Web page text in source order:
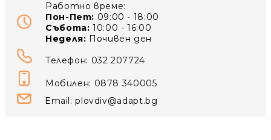
Работно време:
Пон-Пет: 09:00 - 18:00
Събота: 10:00 - 16:00
Неделя: Почивен ден
Телефон: 032 207724
Мобилен: 0878 340005
Email:plovdiv@adapt.bg